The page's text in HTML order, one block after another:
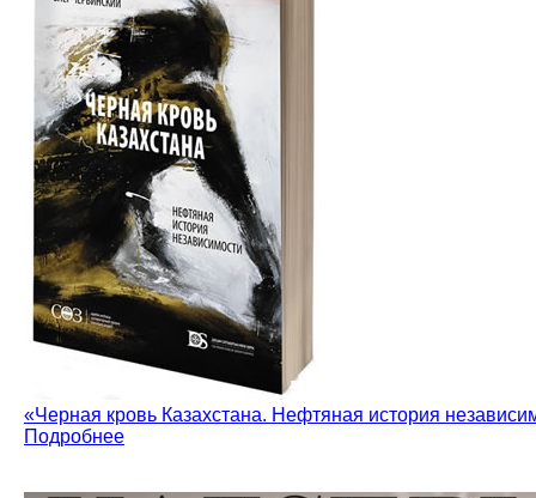
«Черная кровь Казахстана. Нефтяная история
Подробнее